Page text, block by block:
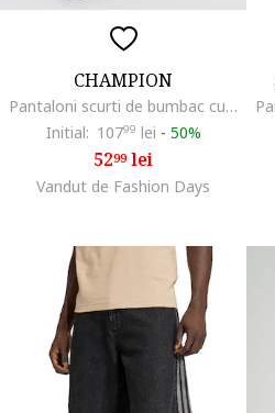
CHAMPION
Pantaloni scurti de bumbac cu snur, Negru
Initial: 10799 lei - 50%
5299lei
Vandut de Fashion Days